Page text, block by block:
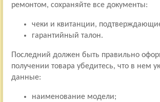
ремонтом, сохраняйте все документы:
чеки и квитанции,
гарантийный талон.
Последний должен быть правильно
получении товара убедитесь, что в нем
данные:
наименование модели;